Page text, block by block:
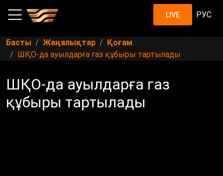
LIVE РУС
Басты Жаңалықтар
Қоғам
ШҚО-да ауылдарға газ құбыры тартылады
ШҚО-да ауылдарға газ
құбыры тартылады